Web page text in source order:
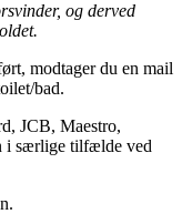
og derved
modtager du en mail
bad.
JCB, Maestro,
i særlige tilfælde ved